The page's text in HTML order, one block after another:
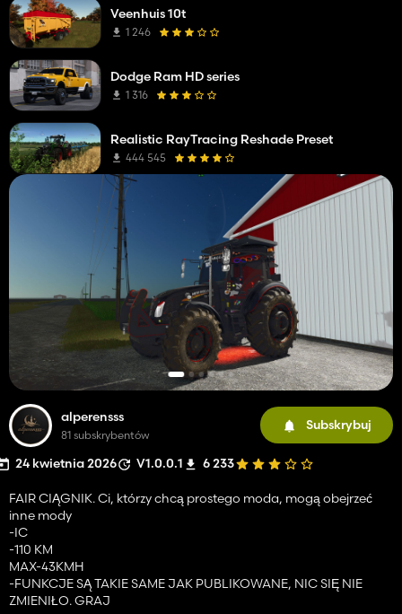
alperensss
81 subskrybentów
Subskrybuj
24 kwietnia 2026 V1.0.0.1 6 233
FAIR CIĄGNIK. Ci, którzy chcą prostego moda, mogą obejrzeć
inne mody
-IC
-110 KM
MAX-43KMH
-FUNKCJE SĄ TAKIE SAME JAK PUBLIKOWANE, NIC SIĘ NIE
ZMIENIŁO. GRAJ
Veenhuis 10t
1 246
Dodge Ram HD series
1 316
Realistic RayTracing Reshade Preset
444 545